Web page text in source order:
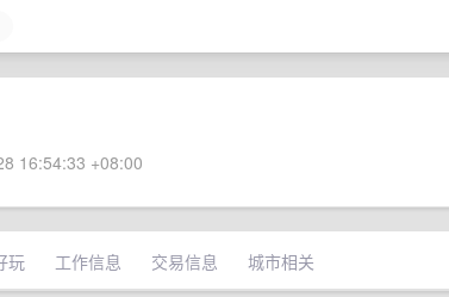
16:54:33 +08:00
玩 工作信息 交易信息 城市相关